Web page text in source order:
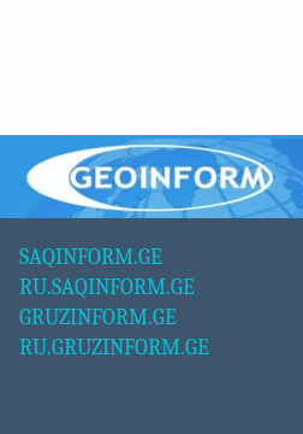
SAQINFORM.GE
RU.SAQINFORM.GE
GRUZINFORM.GE
RU.GRUZINFORM.GE